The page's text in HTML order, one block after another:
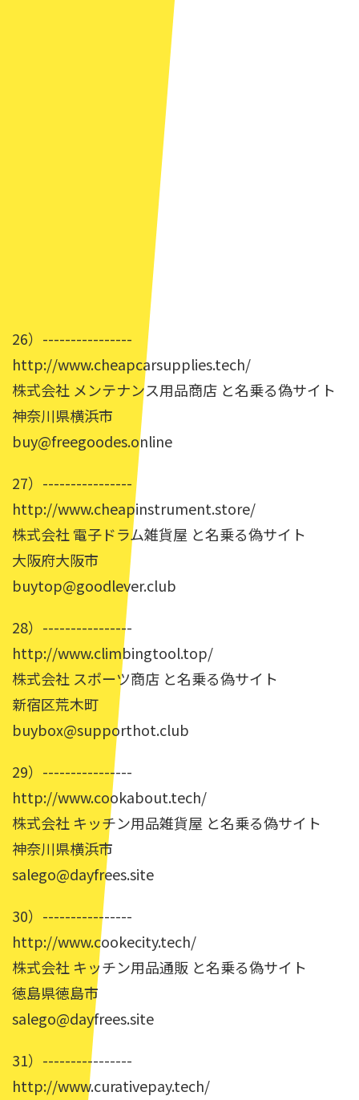
26）----------------
http://www.cheapcarsupplies.tech/
株式会社 メンテナンス用品商店 と名乗る偽サイト
神奈川県横浜市
buy@freegoodes.online
27）----------------
http://www.cheapinstrument.store/
株式会社 電子ドラム雑貨屋 と名乗る偽サイト
大阪府大阪市
buytop@goodlever.club
28）----------------
http://www.climbingtool.top/
株式会社 スポーツ商店 と名乗る偽サイト
新宿区荒木町
buybox@supporthot.club
29）----------------
http://www.cookabout.tech/
株式会社 キッチン用品雑貨屋 と名乗る偽サイト
神奈川県横浜市
salego@dayfrees.site
30）----------------
http://www.cookecity.tech/
株式会社 キッチン用品通販 と名乗る偽サイト
徳島県徳島市
salego@dayfrees.site
31）----------------
http://www.curativepay.tech/